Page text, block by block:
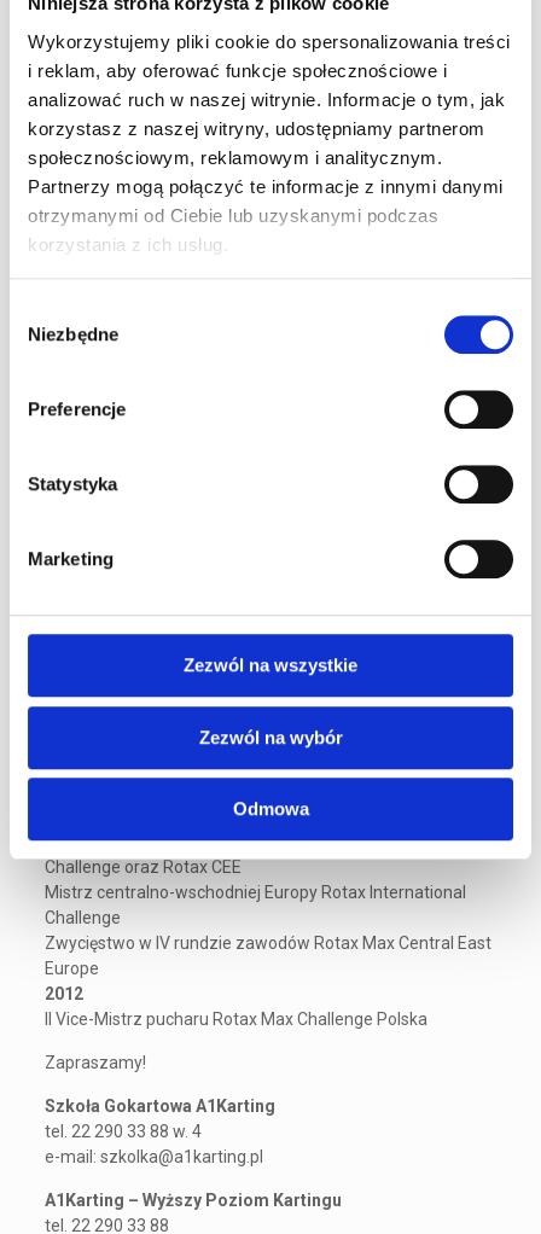
Wykorzystujemy pliki cookie do spersonalizowania treści
i reklam, aby oferować funkcje społecznościowe i
analizować ruch w naszej witrynie. Informacje o tym, jak
korzystasz z naszej witryny, udostępniamy partnerom
społecznościowym, reklamowym i analitycznym.
Partnerzy mogą połączyć te informacje z innymi danymi
otrzymanymi od Ciebie lub uzyskanymi podczas
korzystania z ich usług.
zgody
Niezbędne
Preferencje
Statystyka
Marketing
Zezwól na wszystkie
Zezwól na wybór
Odmowa
4 miejsce-Mistrzostwa Europy Środkowej FIA
Łukasz Bartoszuk – instruktor
Już po dwóch sezonach startów w 2012 roku wywalczył
tytuł II wicemistrza, a w 2015 roku został Mistrzem Polski w
klasie Senior Max oraz DD2 Max.
I Vice-Mistrz pucharu Rotax Max Challenge Polska
I wice-mistrz pucharu Rotax Max Challenge Polska
Udział w międzynarodowych zawodach Rotax Max Euro
Challenge oraz Rotax CEE
Mistrz centralno-wschodniej Europy Rotax International
Challenge
Zwycięstwo w IV rundzie zawodów Rotax Max Central East
Europe
2012
II Vice-Mistrz pucharu Rotax Max Challenge Polska
Zapraszamy!
Szkoła Gokartowa A1Karting
tel. 22 290 33 88 w. 4
e-mail: szkolka@a1karting.pl
A1Karting – Wyższy Poziom Kartingu
tel. 22 290 33 88